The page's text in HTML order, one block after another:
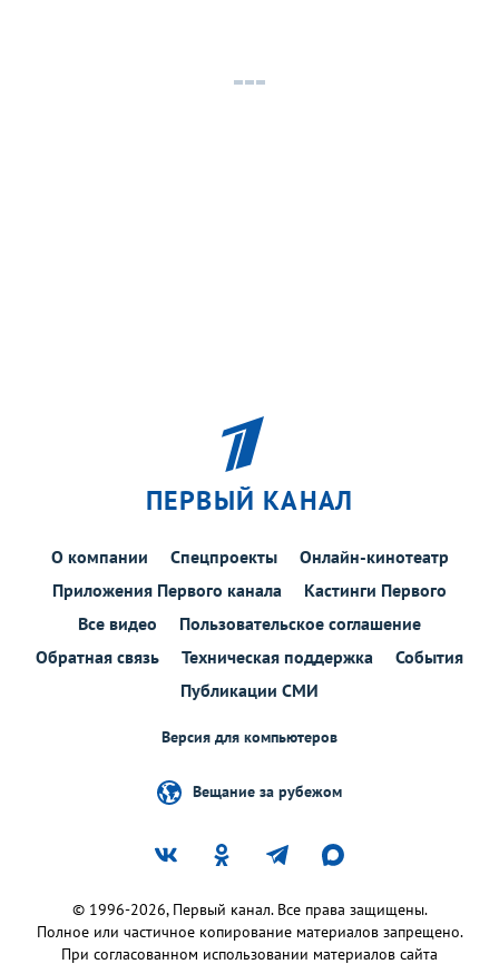
ПЕРВЫЙ КАНАЛ
О компании Спецпроекты
Онлайн-кинотеатр
Приложения Первого канала
Кастинги Первого
Все видео
Пользовательское соглашение
Обратная связь
Техническая поддержка
События
Публикации СМИ
Версия для компьютеров
Вещание за рубежом
© 1996-2026, Первый канал. Все права защищены.
Полное или частичное копирование материалов запрещено.
При согласованном использовании материалов сайта